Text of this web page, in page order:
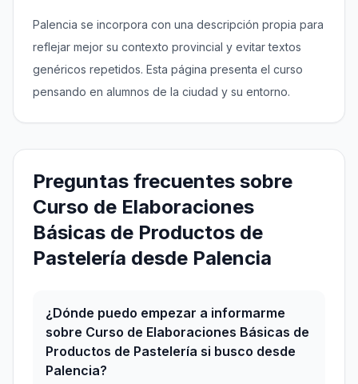
Palencia se incorpora con una descripción propia para
reflejar mejor su contexto provincial y evitar textos
genéricos repetidos. Esta página presenta el curso
pensando en alumnos de la ciudad y su entorno.
Preguntas frecuentes sobre
Curso de Elaboraciones
Básicas de Productos de
Pastelería desde Palencia
¿Dónde puedo empezar a informarme
sobre Curso de Elaboraciones Básicas de
Productos de Pastelería si busco desde
Palencia?